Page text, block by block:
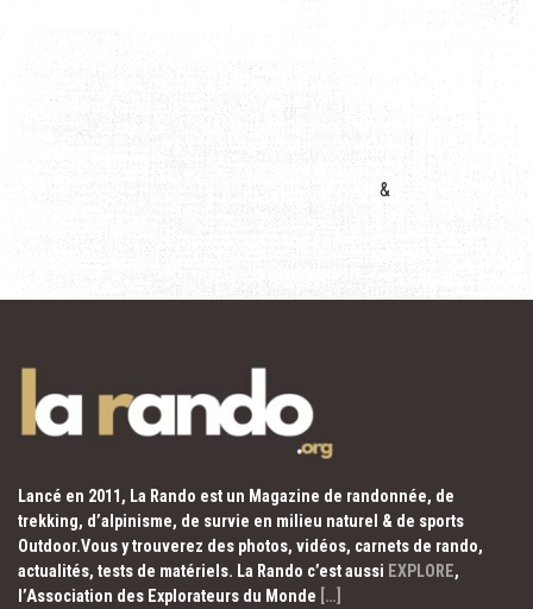
&
Lancé en 2011, La Rando est un Magazine de randonnée, de
trekking, d’alpinisme, de survie en milieu naturel & de sports
Outdoor.Vous y trouverez des photos, vidéos, carnets de rando,
actualités, tests de matériels. La Rando c’est aussi EXPLORE,
l’Association des Explorateurs du Monde […]